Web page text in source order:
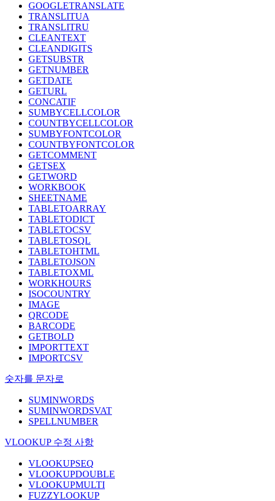
GOOGLETRANSLATE
TRANSLITUA
TRANSLITRU
CLEANTEXT
CLEANDIGITS
GETSUBSTR
GETNUMBER
GETDATE
GETURL
CONCATIF
SUMBYCELLCOLOR
COUNTBYCELLCOLOR
SUMBYFONTCOLOR
COUNTBYFONTCOLOR
GETCOMMENT
GETSEX
GETWORD
WORKBOOK
SHEETNAME
TABLETOARRAY
TABLETODICT
TABLETOCSV
TABLETOSQL
TABLETOHTML
TABLETOJSON
TABLETOXML
WORKHOURS
ISOCOUNTRY
IMAGE
QRCODE
BARCODE
GETBOLD
IMPORTTEXT
IMPORTCSV
숫자를 문자로
SUMINWORDS
SUMINWORDSVAT
SPELLNUMBER
VLOOKUP 수정 사항
VLOOKUPSEQ
VLOOKUPDOUBLE
VLOOKUPMULTI
FUZZYLOOKUP